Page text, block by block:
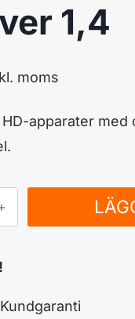
1,4
moms
apparater